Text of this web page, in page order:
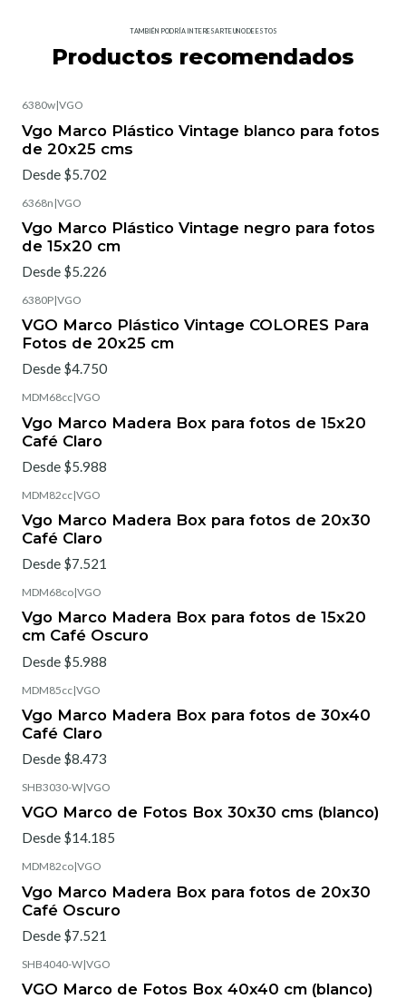
TAMBIÉN PODRÍA INTERESARTE UNO DE ESTOS
Productos recomendados
6380w|VGO
Vgo Marco Plástico Vintage blanco para fotos
de 20x25 cms
Desde $5.702
6368n |VGO
Vgo Marco Plástico Vintage negro para fotos
de 15x20 cm
Desde $5.226
6380P|VGO
VGO Marco Plástico Vintage COLORES Para
Fotos de 20x25 cm
Desde $4.750
MDM68cc|VGO
Vgo Marco Madera Box para fotos de 15x20
Café Claro
Desde $5.988
MDM82cc|VGO
Vgo Marco Madera Box para fotos de 20x30
Café Claro
Desde $7.521
MDM68co|VGO
Vgo Marco Madera Box para fotos de 15x20
cm Café Oscuro
Desde $5.988
MDM85cc|VGO
Vgo Marco Madera Box para fotos de 30x40
Café Claro
Desde $8.473
SHB3030-W|VGO
VGO Marco de Fotos Box 30x30 cms (blanco)
Desde $14.185
MDM82co|VGO
Vgo Marco Madera Box para fotos de 20x30
Café Oscuro
Desde $7.521
SHB4040-W|VGO
VGO Marco de Fotos Box 40x40 cm (blanco)